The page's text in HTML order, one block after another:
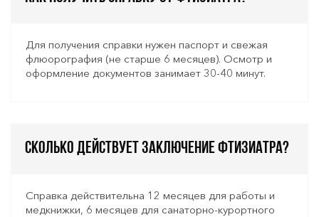
Для получения справки нужен паспорт и свежая
флюорография (не старше 6 месяцев). Осмотр и
оформление документов занимает 30-40 минут.
Сколько действует заключение фтизиатра?
Справка действительна 12 месяцев для работы и
медкнижки, 6 месяцев для санаторно-курортного